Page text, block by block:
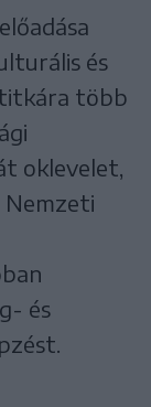
és
több
oklevelet,
Nemzeti
és